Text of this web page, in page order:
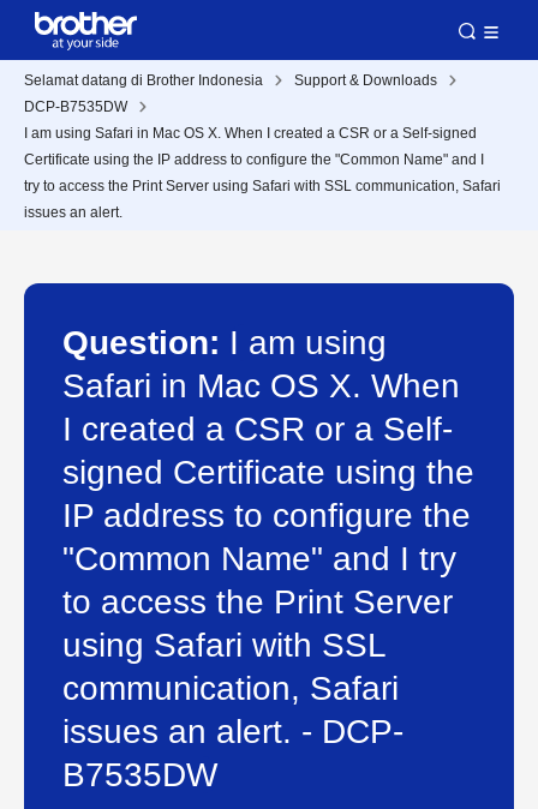
Selamat datang di Brother Indonesia
Support & Downloads
DCP-B7535DW
I am using Safari in Mac OS X. When I created a CSR or a Self-signed
Certificate using the IP address to configure the "Common Name" and I
try to access the Print Server using Safari with SSL communication, Safari
issues an alert.
Question: I am using
Safari in Mac OS X. When
I created a CSR or a Self-
signed Certificate using the
IP address to configure the
"Common Name" and I try
to access the Print Server
using Safari with SSL
communication, Safari
issues an alert. - DCP-
B7535DW